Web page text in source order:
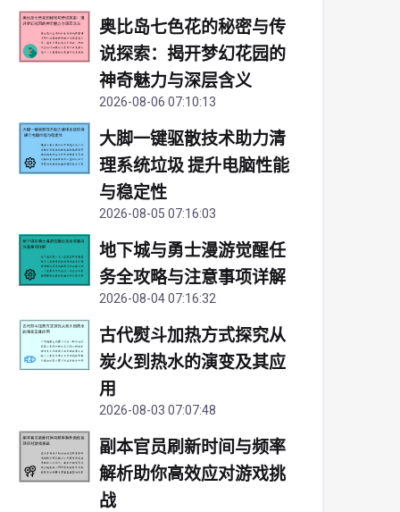
奥比岛七色花的秘密与传
说探索：揭开梦幻花园的
神奇魅力与深层含义
2026-08-06 07:10:13
大脚一键驱散技术助力清
理系统垃圾 提升电脑性能
与稳定性
2026-08-05 07:16:03
地下城与勇士漫游觉醒任
务全攻略与注意事项详解
2026-08-04 07:16:32
古代熨斗加热方式探究从
炭火到热水的演变及其应
用
2026-08-03 07:07:48
副本官员刷新时间与频率
解析助你高效应对游戏挑
战